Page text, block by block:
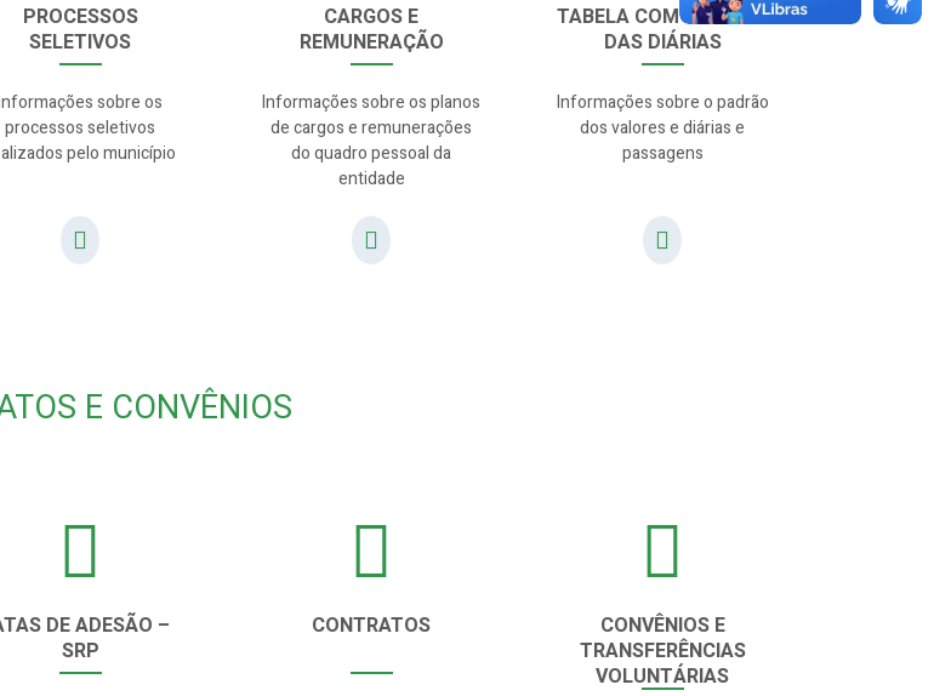
PROCESSOS
SELETIVOS
sobre os
processos seletivos
pelo município
CARGOS E
REMUNERAÇÃO
Informações sobre os planos
de cargos e remunerações
do quadro pessoal da
entidade
TABELA COM VALORES
DAS DIÁRIAS
Informações sobre o padrão
dos valores e diárias e
passagens
E CONVÊNIOS
DE ADESÃO –
SRP
CONTRATOS
CONVÊNIOS E
TRANSFERÊNCIAS
VOLUNTÁRIAS